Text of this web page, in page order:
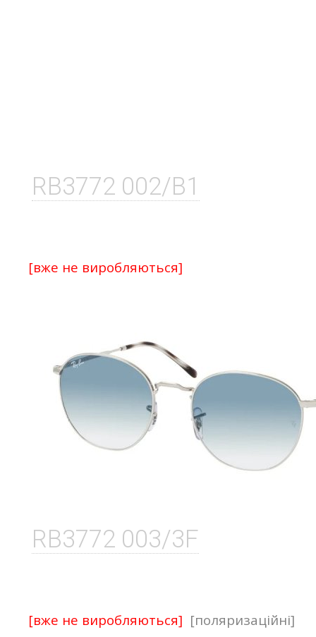
RB3772 002/B1
RB3772 003/3F
[вже не виробляються]
[вже не виробляються] [поляризаційні]